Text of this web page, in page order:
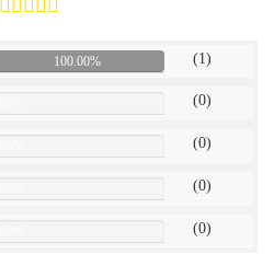
100.00% (1)
(0)
(0)
(0)
(0)